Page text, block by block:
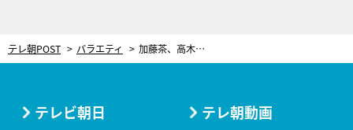
テレ朝POST バラエティ 加藤茶、高木ブーと減塩料理に挑戦！が、妻の目を盗んでしょう油ドバドバ「しょっぱくね？」
テレビ朝日 テレ朝動画